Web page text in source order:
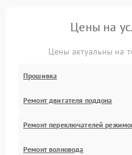
Цены на
Цены актуальны на
Прошивка
Ремонт двигателя поддона
Ремонт переключателей
Ремонт волновода